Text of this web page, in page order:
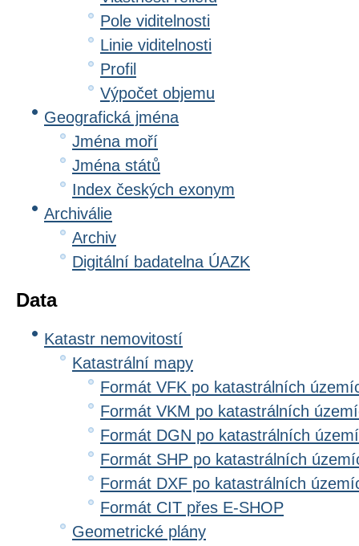
Pole viditelnosti
Linie viditelnosti
Profil
Výpočet objemu
Geografická jména
Jména moří
Jména států
Index českých exonym
Archiválie
Archiv
Digitální badatelna ÚAZK
Data
Katastr nemovitostí
Katastrální mapy
Formát VFK po katastrálních
Formát VKM po katastrálních
Formát DGN po katastrálních
Formát SHP po katastrálních
Formát DXF po katastrálních
Formát CIT přes E-SHOP
Geometrické plány